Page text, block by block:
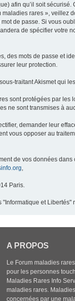
afin qu’il soit
rares »,
de passe. Si vous
de spécifier votre
des mots de passe et
leur protection.
traitant Akismet qui
sont protégées par
ne sont transmises à
demander leur
vous opposer au
de vos données
,
Paris.
et
A PROPOS
Le Forum maladies
pour les personnes
Maladies Rares Info
maladies rares.
concernées par une